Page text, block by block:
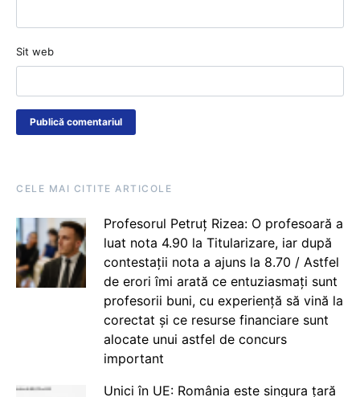
Sit web
CELE MAI CITITE ARTICOLE
Profesorul Petruț Rizea: O profesoară a
luat nota 4.90 la Titularizare, iar după
contestații nota a ajuns la 8.70 / Astfel
de erori îmi arată ce entuziasmați sunt
profesorii buni, cu experiență să vină la
corectat și ce resurse financiare sunt
alocate unui astfel de concurs
important
Unici în UE: România este singura țară